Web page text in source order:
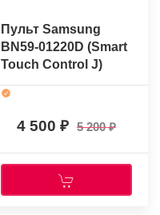
Пульт Samsung
BN59-01220D (Smart
Touch Control J)
(оригинальный)
4 500 5 200